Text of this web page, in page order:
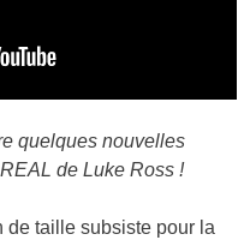
quelques nouvelles
de Luke Ross !
de taille subsiste pour la